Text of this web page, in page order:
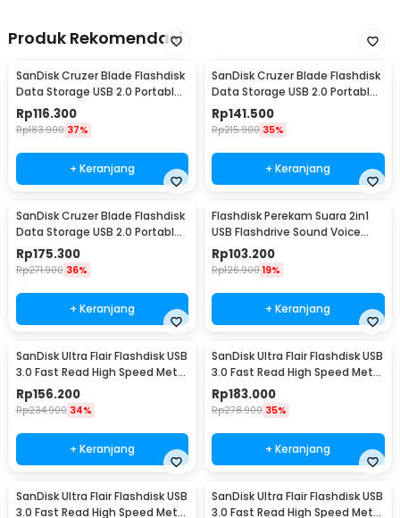
Produk Rekomendasi
SanDisk Cruzer Blade Flashdisk
Data Storage USB 2.0 Portable
16GB - SDCZ50
Rp116.300
Rp183.900 37%
+ Keranjang
SanDisk Cruzer Blade Flashdisk
Data Storage USB 2.0 Portable
32GB - SDCZ50
Rp141.500
Rp215.900 35%
+ Keranjang
SanDisk Cruzer Blade Flashdisk
Data Storage USB 2.0 Portable
64GB - SDCZ50
Rp175.300
Rp271.900 36%
+ Keranjang
Flashdisk Perekam Suara 2in1
USB Flashdrive Sound Voice
Recorder 8GB
Rp103.200
Rp126.900 19%
+ Keranjang
SanDisk Ultra Flair Flashdisk USB
3.0 Fast Read High Speed Metal
Case 16GB - SDCZ73
Rp156.200
Rp234.900 34%
+ Keranjang
SanDisk Ultra Flair Flashdisk USB
3.0 Fast Read High Speed Metal
Case 32GB - SDCZ73
Rp183.000
Rp278.900 35%
+ Keranjang
SanDisk Ultra Flair Flashdisk USB
3.0 Fast Read High Speed Metal
SanDisk Ultra Flair Flashdisk USB
3.0 Fast Read High Speed Metal